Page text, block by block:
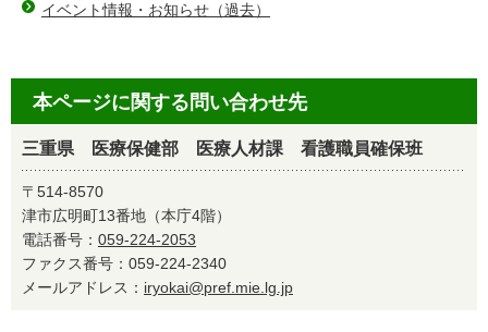
イベント情報・お知らせ（過去）
本ページに関する問い合わせ先
三重県 医療保健部 医療人材課 看護職員確保班
〒514-8570
津市広明町13番地（本庁4階）
電話番号： 059-224-2053
ファクス番号：059-224-2340
メールアドレス： iryokai@pref.mie.lg.jp